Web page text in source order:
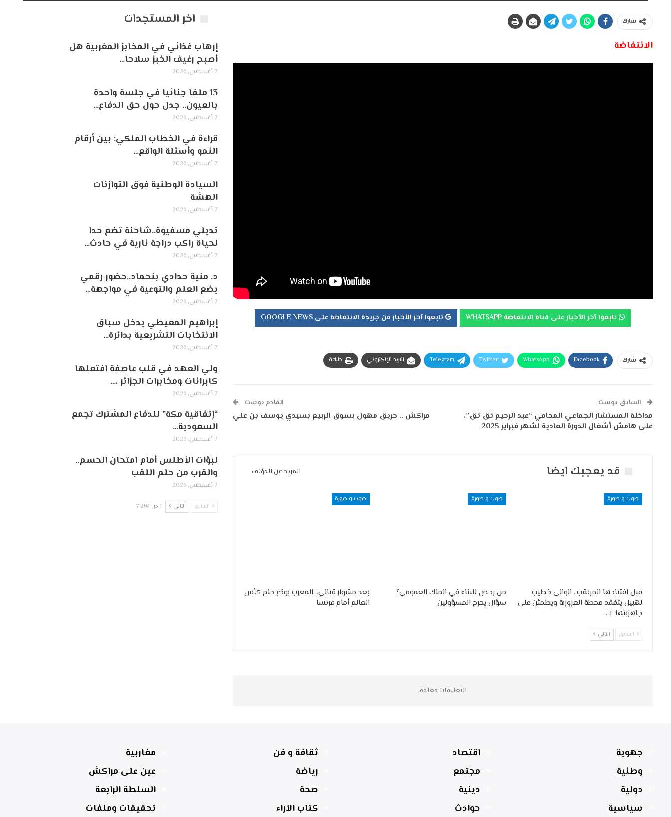
شارك
الانتفاضة
تابعوا آخر الأخبار من جريدة الانتفاضة على GOOGLE NEWS تابعوا آخر الأخبار على قناة الانتفاضة WHATSAPP
شارك Facebook
WhatsApp
Twitter
Telegram البريد الإلكتروني طباعة
السابق بوست
مداخلة المستشار الجماعي المحامي “عبد الرحيم تق تق”،
على هامش أشغال الدورة العادية لشهر فبراير 2025
القادم بوست
مراكش .. حريق مهول بسوق الربيع بسيدي يوسف بن علي
قد يعجبك ايضا المزيد عن المؤلف
صوت و صورة
قبل افتتاحها المرتقب.. الوالي خطيب
لهبيل يتفقد محطة العزوزية ويطمئن على
جاهزيتها +…
صوت و صورة
من رخص للبناء في الملك العمومي؟
سؤال يحرج المسؤولين
صوت و صورة
بعد مشوار قتالي.. المغرب يودّع حلم كأس
العالم أمام فرنسا
السابق التالي
التعليقات مغلقة.
اخر المستجدات
إرهاب غذائي في المخابز المغربية هل
أصبح رغيف الخبز سلاحا…
7 أغسطس, 2026
13 ملفا جنائيا في جلسة واحدة
بالعيون.. جدل حول حق الدفاع…
7 أغسطس, 2026
قراءة في الخطاب الملكي: بين أرقام
النمو وأسئلة الواقع…
7 أغسطس, 2026
السيادة الوطنية فوق التوازنات
الهشة
7 أغسطس, 2026
تديلي مسفيوة..شاحنة تضع حدا
لحياة راكب دراجة نارية في حادث…
7 أغسطس, 2026
د. منية حدادي بنحماد..حضور رقمي
يضع العلم والتوعية في مواجهة…
7 أغسطس, 2026
إبراهيم المعيطي يدخل سباق
الانتخابات التشريعية بدائرة…
7 أغسطس, 2026
ولي العهد في قلب عاصفة افتعلها
كابرانات ومخابرات الجزائر ،…
7 أغسطس, 2026
“إتفاقية مكة” للدفاع المشترك تجمع
السعودية…
7 أغسطس, 2026
لبؤات الأطلس أمام امتحان الحسم..
والقرب من حلم اللقب
7 أغسطس, 2026
السابق التالي 1 من 7٬294
جهوية
وطنية
دولية
سياسية
اقتصاد
مجتمع
دينية
حوادث
ثقافة و فن
رياضة
صحة
كتاب الآراء
مغاربية
عين على مراكش
السلطة الرابعة
تحقيقات وملفات